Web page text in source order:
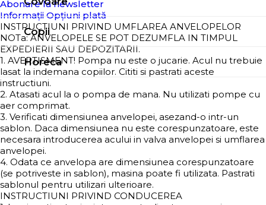
Copii
Horeca
Abonare la newsletter
Informații Opțiuni plată
INSTRUCTIUNI PRIVIND UMFLAREA ANVELOPELOR
NOTa: ANVELOPELE SE POT DEZUMFLA IN TIMPUL
EXPEDIERII SAU DEPOZITARII.
1. AVERTISMENT! Pompa nu este o jucarie. Acul nu trebuie
lasat la indemana copiilor. Cititi si pastrati aceste
instructiuni.
2. Atasati acul la o pompa de mana. Nu utilizati pompe cu
aer comprimat.
3. Verificati dimensiunea anvelopei, asezand-o intr-un
sablon. Daca dimensiunea nu este corespunzatoare, este
necesara introducerea acului in valva anvelopei si umflarea
anvelopei.
4. Odata ce anvelopa are dimensiunea corespunzatoare
(se potriveste in sablon), masina poate fi utilizata. Pastrati
sablonul pentru utilizari ulterioare.
INSTRUCTIUNI PRIVIND CONDUCEREA